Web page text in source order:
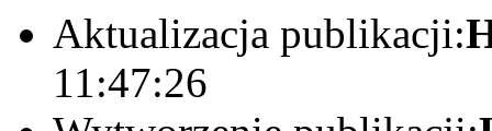
Aktualizacja publikacji:
11:47:26